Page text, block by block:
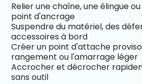
Relier une chaîne, une élingue
point d'ancrage
Suspendre du matériel, des
accessoires à bord
Créer un point d'attache
rangement ou l'amarrage léger
Accrocher et décrocher
sans outil